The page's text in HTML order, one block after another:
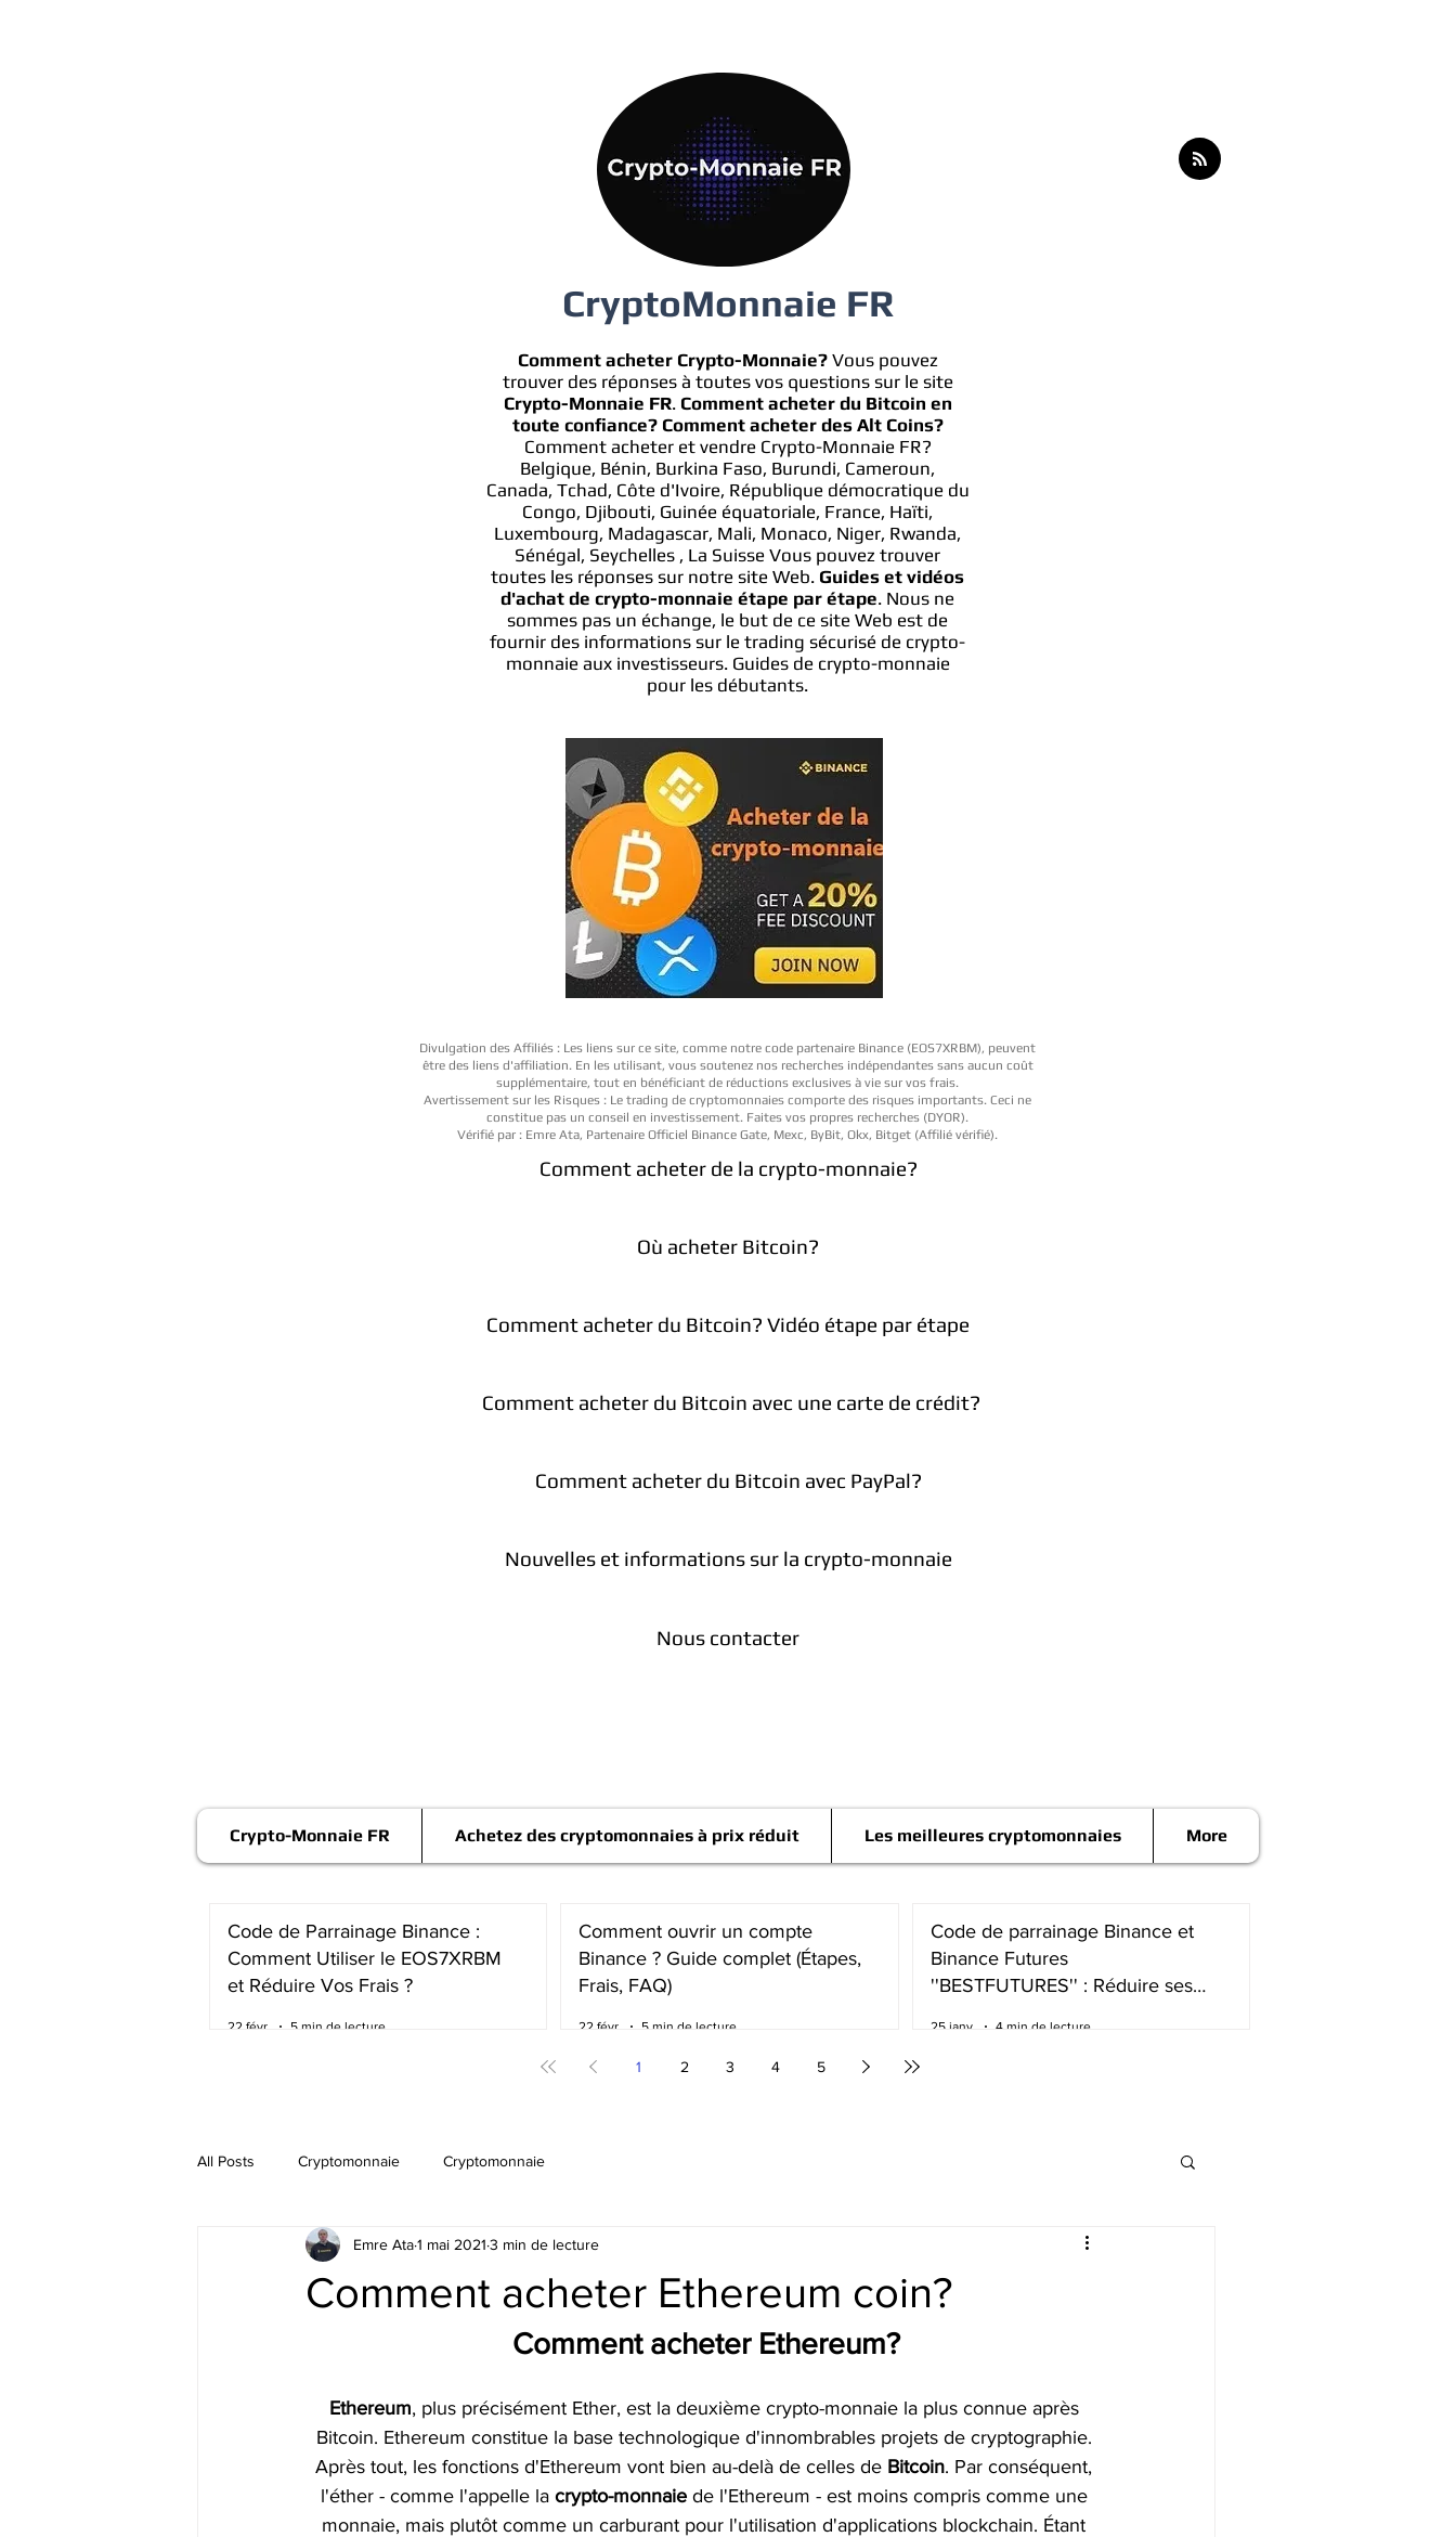
CryptoMonnaie FR
Comment acheter Crypto-Monnaie?Vous pouvez
trouver des réponses à toutes vos questions sur le site
Crypto-Monnaie FR. Comment acheter du Bitcoin en
toute confiance? Comment acheter des Alt Coins?
Comment acheter et vendre Crypto-Monnaie FR?
Belgique, Bénin, Burkina Faso, Burundi, Cameroun,
Canada, Tchad, Côte d'Ivoire, République démocratique du
Congo, Djibouti, Guinée équatoriale, France, Haïti,
Luxembourg, Madagascar, Mali, Monaco, Niger, Rwanda,
Sénégal, Seychelles , La Suisse Vous pouvez trouver
toutes les réponses sur notre site Web. Guides et vidéos
d'achat de crypto-monnaie étape par étape. Nous ne
sommes pas un échange, le but de ce site Web est de
fournir des informations sur le trading sécurisé de crypto-
monnaie aux investisseurs. Guides de crypto-monnaie
pour les débutants.
Divulgation des Affiliés : Les liens sur ce site, comme notre code partenaire Binance (EOS7XRBM), peuvent
être des liens d'affiliation. En les utilisant, vous soutenez nos recherches indépendantes sans aucun coût
supplémentaire, tout en bénéficiant de réductions exclusives à vie sur vos frais.
Avertissement sur les Risques : Le trading de cryptomonnaies comporte des risques importants. Ceci ne
constitue pas un conseil en investissement. Faites vos propres recherches (DYOR).
Vérifié par : Emre Ata, Partenaire Officiel Binance Gate, Mexc, ByBit, Okx, Bitget (Affilié vérifié).
Comment acheter de la crypto-monnaie?
Où acheter Bitcoin?
Comment acheter du Bitcoin? Vidéo étape par étape
Comment acheter du Bitcoin avec une carte de crédit?
Comment acheter du Bitcoin avec PayPal?
Nouvelles et informations sur la crypto-monnaie
Nous contacter
Crypto-Monnaie FR Achetez des cryptomonnaies à prix réduit Les meilleures cryptomonnaies More
Code de Parrainage Binance :
Comment Utiliser le EOS7XRBM
et Réduire Vos Frais ?
22 févr. 5 min de lecture
Comment ouvrir un compte
Binance ? Guide complet (Étapes,
Frais, FAQ)
22 févr. 5 min de lecture
Code de parrainage Binance et
Binance Futures
''BESTFUTURES'' : Réduire ses
25 janv. 4 min de lecture
1 2 3 4 5
All Posts Cryptomonnaie Cryptomonnaie
Comment acheter Ethereum coin?
Emre Ata1 mai 2021 3 min de lecture
Comment acheter Ethereum?
Ethereum, plus précisément Ether, est la deuxième crypto-monnaie la plus connue après
Bitcoin. Ethereum constitue la base technologique d'innombrables projets de cryptographie.
Après tout, les fonctions d'Ethereum vont bien au-delà de celles de Bitcoin. Par conséquent,
l'éther - comme l'appelle la crypto-monnaie de l'Ethereum - est moins compris comme une
monnaie, mais plutôt comme un carburant pour l'utilisation d'applications blockchain. Étant